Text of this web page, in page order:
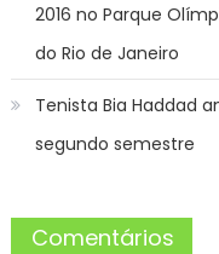
2016 no Parque
do Rio de Janeiro
Tenista Bia Haddad
segundo semestre
Comentários